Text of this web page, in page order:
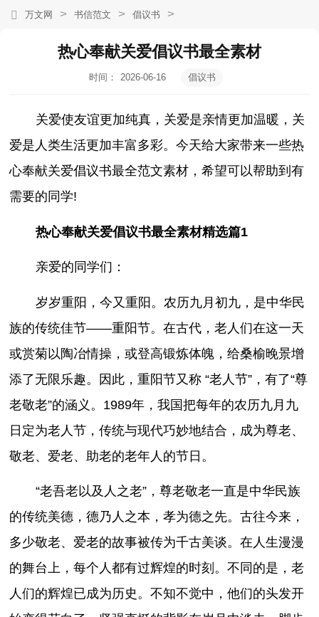
万文网 > 书信范文 > 倡议书 >
热心奉献关爱倡议书最全素材
时间：
2026-06-16
倡议书
关爱使友谊更加纯真，关爱是亲情更加温暖，关
爱是人类生活更加丰富多彩。今天给大家带来一些热
心奉献关爱倡议书最全范文素材，希望可以帮助到有
需要的同学!
热心奉献关爱倡议书最全素材精选篇1
亲爱的同学们：
岁岁重阳，今又重阳。农历九月初九，是中华民
族的传统佳节——重阳节。在古代，老人们在这一天
或赏菊以陶冶情操，或登高锻炼体魄，给桑榆晚景增
添了无限乐趣。因此，重阳节又称 “老人节”，有了“尊
老敬老”的涵义。1989年，我国把每年的农历九月九
日定为老人节，传统与现代巧妙地结合，成为尊老、
敬老、爱老、助老的老年人的节日。
“老吾老以及人之老”，尊老敬老一直是中华民族
的传统美德，德乃人之本，孝为德之先。古往今来，
多少敬老、爱老的故事被传为千古美谈。在人生漫漫
的舞台上，每个人都有过辉煌的时刻。不同的是，老
人们的辉煌已成为历史。不知不觉中，他们的头发开